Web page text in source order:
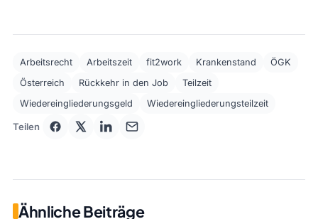
Arbeitsrecht Arbeitszeit fit2work Krankenstand
ÖGK
Österreich
Rückkehr in den Job
Teilzeit
Wiedereingliederungsgeld
Wiedereingliederungsteilzeit
Teilen
Ähnliche Beiträge